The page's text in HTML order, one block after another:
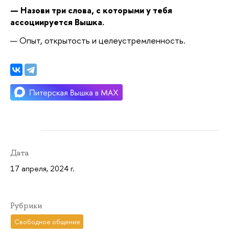
— Назови три слова, с которыми у тебя
ассоциируется Вышка.
— Опыт, открытость и целеустремленность.
Дата
17 апреля, 2024 г.
Рубрики
Свободное общение